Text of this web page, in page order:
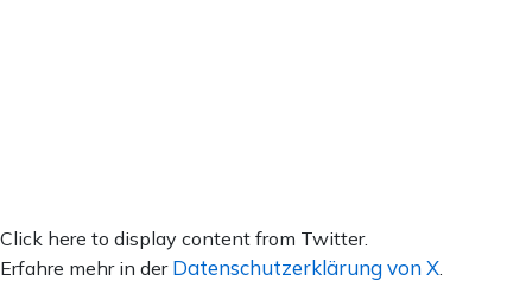
Inhalt
von
Click here to display content from Twitter.
Erfahre mehr in der Datenschutzerklärung von X